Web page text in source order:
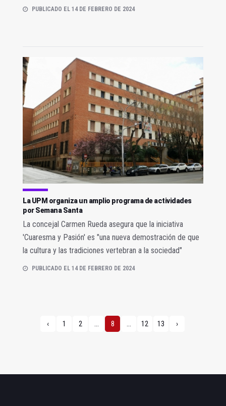
PUBLICADO EL 14 DE FEBRERO DE 2024
La UPM organiza un amplio programa de actividades
por Semana Santa
La concejal Carmen Rueda asegura que la iniciativa
'Cuaresma y Pasión' es "una nueva demostración de que
la cultura y las tradiciones vertebran a la sociedad"
PUBLICADO EL 14 DE FEBRERO DE 2024
‹ 1 2 ... 8 ... 12 13 ›